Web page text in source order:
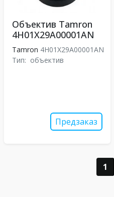
Объектив Tamron
4H01X29A00001AN
Tamron 4H01X29A00001AN
Тип: объектив
Предзаказ
1